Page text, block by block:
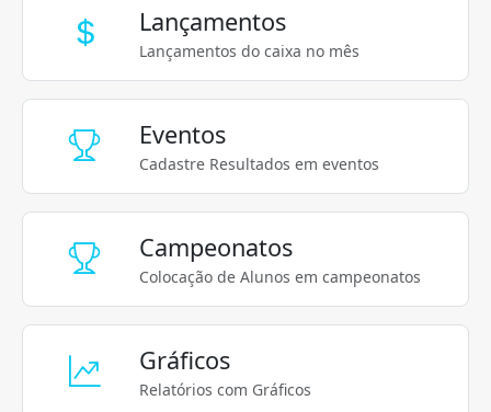
Lançamentos
Lançamentos do caixa no mês
Eventos
Cadastre Resultados em eventos
Campeonatos
Colocação de Alunos em campeonatos
Gráficos
Relatórios com Gráficos